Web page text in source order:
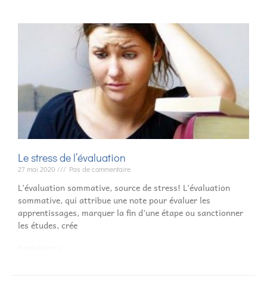
Le stress de l’évaluation
27 mai 2020 Pas de commentaire
L’évaluation sommative, source de stress! L’évaluation
sommative, qui attribue une note pour évaluer les
apprentissages, marquer la fin d’une étape ou sanctionner
les études, crée